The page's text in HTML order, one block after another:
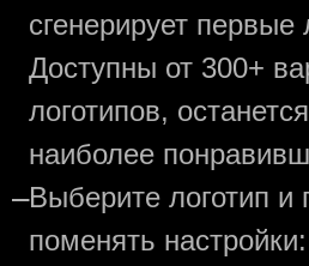
сгенерирует первые
Доступны от 300+
логотипов,
наиболее
—Выберите логотип и
поменять